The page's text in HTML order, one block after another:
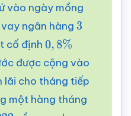
vào ngày mồng
ngân hàng 3
cố định 0, 8%
được cộng vào
lãi cho tháng tiếp
một hàng tháng